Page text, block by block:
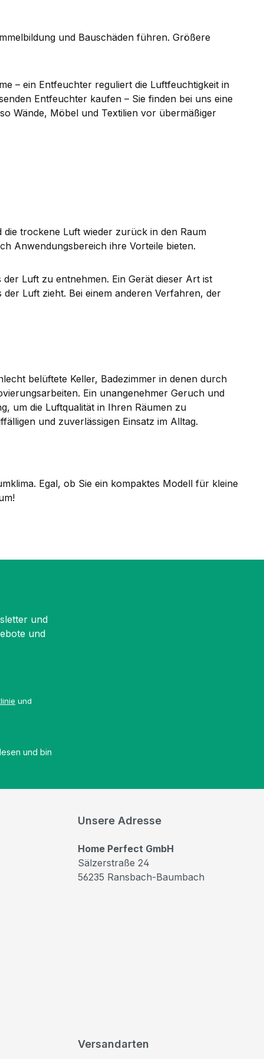
und Bauschäden führen. Größere
– ein Entfeuchter reguliert die Luftfeuchtigkeit in
Entfeuchter kaufen – Sie finden bei uns eine
Wände, Möbel und Textilien vor übermäßiger
trockene Luft wieder zurück in den Raum
Anwendungsbereich ihre Vorteile bieten.
Luft zu entnehmen. Ein Gerät dieser Art ist
Luft zieht. Bei einem anderen Verfahren, der
belüftete Keller, Badezimmer in denen durch
Ein unangenehmer Geruch und
um die Luftqualität in Ihren Räumen zu
und zuverlässigen Einsatz im Alltag.
Egal, ob Sie ein kompaktes Modell für kleine
und
und
und
und bin
Versandarten
Unsere Adresse
Home Perfect GmbH
Sälzerstraße 24
56235 Ransbach-Baumbach